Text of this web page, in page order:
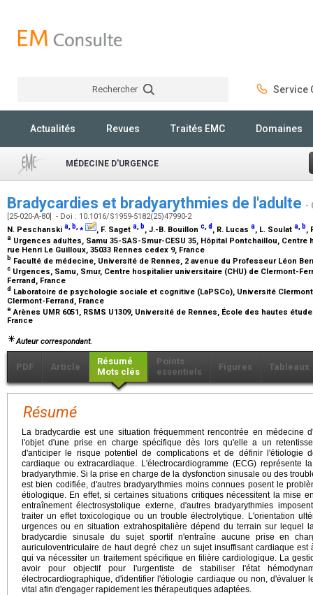
Rechercher Service
Actualités Revues Traités EMC Domaines
MÉDECINE D'URGENCE
Bradycardies et bradyarythmies de l'adulte -
[25-020-A-80] - Doi : 10.1016/S1959-5182(25)47990-2
N. Peschanski a, b,⁎ , F. Saget a, b, J.-B. Bouillon c,d , R. Lucas a, L. Soulat a, b,
a Urgences adultes, Samu 35-SAS-Smur-CESU 35, Hôpital Pontchaillou,
rue Henri Le Guilloux, 35033 Rennes cedex 9, France
b Faculté de médecine, Université de Rennes, 2 avenue du Professeur Léon
c Urgences, Samu, Smur, Centre hospitalier universitaire (CHU) de Clermont-
Ferrand, France
d Laboratoire de psychologie sociale et cognitive (LaPSCo), Université
Clermont-Ferrand, France
e Arènes UMR 6051, RSMS U1309, Université de Rennes, École des hautes
France
Auteur correspondant.
PDF Article
Résumé
Mots clés
Points
essentiels
Figures Tableaux
Résumé
La bradycardie est une situation fréquemment rencontrée en médecine
l'objet d'une prise en charge spécifique dès lors qu'elle a un
d'anticiper le risque potentiel de complications et de définir l'étiologie
cardiaque ou extracardiaque. L'électrocardiogramme (ECG) représente
bradyarythmie. Si la prise en charge de la dysfonction sinusale ou des
est bien codifiée, d'autres bradyarythmies moins connues posent le
étiologique. En effet, si certaines situations critiques nécessitent la mise
entraînement électrosystolique externe, d'autres bradyarythmies
traiter un effet toxicologique ou un trouble électrolytique. L'orientation
urgences ou en situation extrahospitalière dépend du terrain sur lequel
bradycardie sinusale du sujet sportif n'entraîne aucune prise en
auriculoventriculaire de haut degré chez un sujet insuffisant cardiaque
qui va nécessiter un traitement spécifique en filière cardiologique. La
avoir pour objectif pour l'urgentiste de stabiliser l'état
électrocardiographique, d'identifier l'étiologie cardiaque ou non, d'évaluer
vital afin d'engager rapidement les thérapeutiques adaptées.